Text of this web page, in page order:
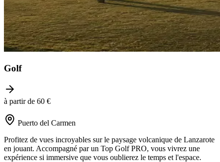
Golf
à partir de 60 €
Puerto del Carmen
Profitez de vues incroyables sur le paysage volcanique de Lanzarote
en jouant. Accompagné par un Top Golf PRO, vous vivrez une
expérience si immersive que vous oublierez le temps et l'espace.